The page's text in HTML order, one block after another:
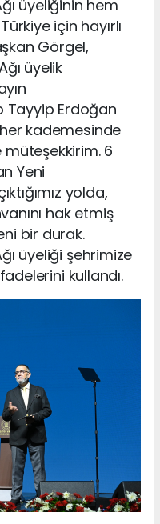
üyeliğinin hem
için hayırlı
Görgel,
üyelik
Tayyip Erdoğan
kademesinde
6
Yeni
yolda,
hak etmiş
bir durak.
üyeliği şehrimize
kullandı.